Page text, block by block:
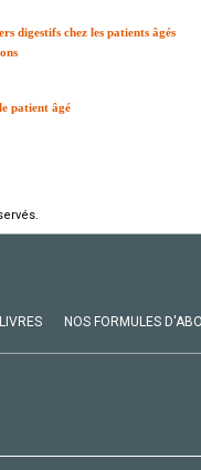
digestifs chez les patients âgés
patient âgé
LIVRES NOS FORMULES